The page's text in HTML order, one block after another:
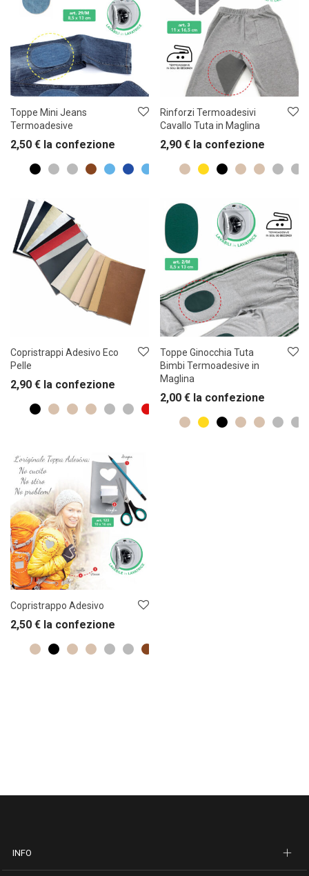
Toppe Mini Jeans
Termoadesive
2,50 € la confezione
Rinforzi Termoadesivi
Cavallo Tuta in Maglina
2,90 € la confezione
Copristrappi Adesivo Eco
Pelle
2,90 € la confezione
Toppe Ginocchia Tuta
Bimbi Termoadesive in
Maglina
2,00 € la confezione
Copristrappo Adesivo
2,50 € la confezione
INFO